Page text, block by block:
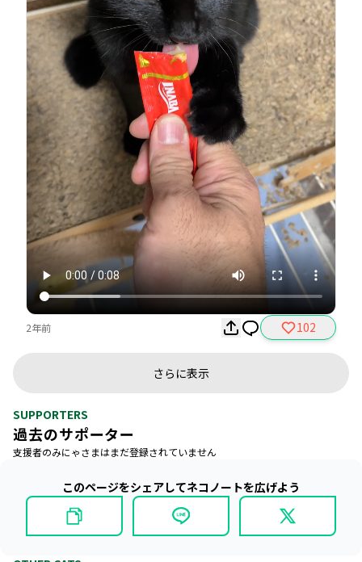
2年前 102
さらに表示
SUPPORTERS
過去のサポーター
支援者のみにゃさまはまだ登録されていません
このページをシェアしてネコノートを広げよう